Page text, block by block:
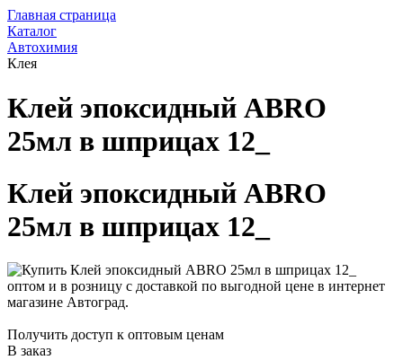
Главная страница
Каталог
Автохимия
Клея
Клей эпоксидный ABRO
25мл в шприцах 12_
Клей эпоксидный ABRO
25мл в шприцах 12_
Получить доступ к оптовым ценам
В заказ